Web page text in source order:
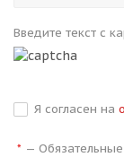
Введите текст с
Я согласен на
* —